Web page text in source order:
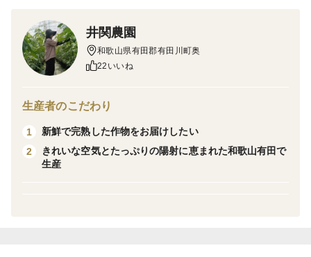
〖うめじゃむ〗
・原材料名 南高梅
・内容量 150g
・原材料名 いちご
井関農園
和歌山県有田郡有田川町奥
22いいね
生産者のこだわり
1
新鮮で完熟した作物をお届けしたい
2
きれいな空気とたっぷりの陽射に恵まれた和歌山有田で
生産